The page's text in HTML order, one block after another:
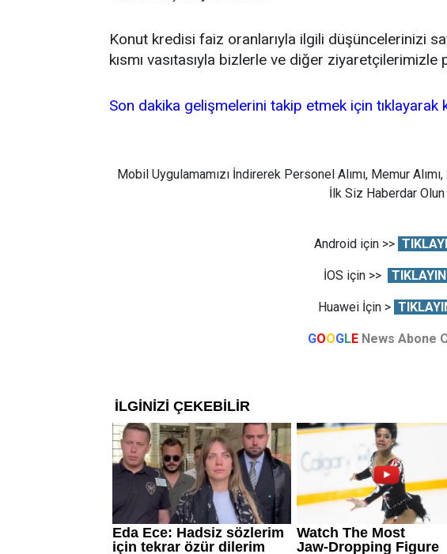
Konut kredisi faiz oranlarıyla ilgili düşüncelerinizi
kısmı vasıtasıyla bizlerle ve diğer ziyaretçilerimizle
Son dakika gelişmelerini takip etmek için tıklayarak
Mobil Uygulamamızı İndirerek Personel Alımı, Memur
İlk Siz Haberdar Olun
Android için >>
İOS için >> TIKLAYIN
Huawei İçin >
GOOGLE News Abone